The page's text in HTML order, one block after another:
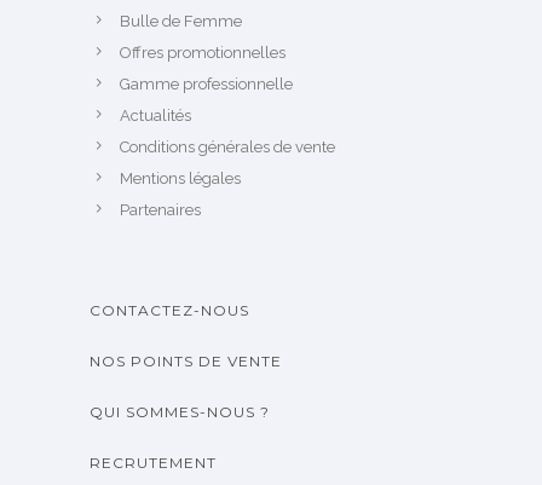
Bulle de Femme
Offres promotionnelles
Gamme professionnelle
Actualités
Conditions générales de vente
Mentions légales
Partenaires
CONTACTEZ-NOUS
NOS POINTS DE VENTE
QUI SOMMES-NOUS ?
RECRUTEMENT